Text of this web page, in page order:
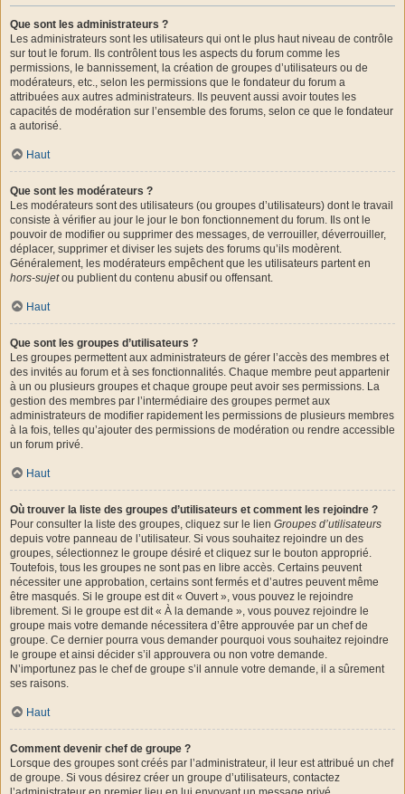
Que sont les administrateurs ?
Les administrateurs sont les utilisateurs qui ont le plus haut niveau de contrôle
sur tout le forum. Ils contrôlent tous les aspects du forum comme les
permissions, le bannissement, la création de groupes d’utilisateurs ou de
modérateurs, etc., selon les permissions que le fondateur du forum a
attribuées aux autres administrateurs. Ils peuvent aussi avoir toutes les
capacités de modération sur l’ensemble des forums, selon ce que le fondateur
a autorisé.
Haut
Que sont les modérateurs ?
Les modérateurs sont des utilisateurs (ou groupes d’utilisateurs) dont le travail
consiste à vérifier au jour le jour le bon fonctionnement du forum. Ils ont le
pouvoir de modifier ou supprimer des messages, de verrouiller, déverrouiller,
déplacer, supprimer et diviser les sujets des forums qu’ils modèrent.
Généralement, les modérateurs empêchent que les utilisateurs partent en
hors-sujetou publient du contenu abusif ou offensant.
Haut
Que sont les groupes d’utilisateurs ?
Les groupes permettent aux administrateurs de gérer l’accès des membres et
des invités au forum et à ses fonctionnalités. Chaque membre peut appartenir
à un ou plusieurs groupes et chaque groupe peut avoir ses permissions. La
gestion des membres par l’intermédiaire des groupes permet aux
administrateurs de modifier rapidement les permissions de plusieurs membres
à la fois, telles qu’ajouter des permissions de modération ou rendre accessible
un forum privé.
Haut
Où trouver la liste des groupes d’utilisateurs et comment les rejoindre ?
Pour consulter la liste des groupes, cliquez sur le lien Groupes d’utilisateurs
depuis votre panneau de l’utilisateur. Si vous souhaitez rejoindre un des
groupes, sélectionnez le groupe désiré et cliquez sur le bouton approprié.
Toutefois, tous les groupes ne sont pas en libre accès. Certains peuvent
nécessiter une approbation, certains sont fermés et d’autres peuvent même
être masqués. Si le groupe est dit « Ouvert », vous pouvez le rejoindre
librement. Si le groupe est dit « À la demande », vous pouvez rejoindre le
groupe mais votre demande nécessitera d’être approuvée par un chef de
groupe. Ce dernier pourra vous demander pourquoi vous souhaitez rejoindre
le groupe et ainsi décider s’il approuvera ou non votre demande.
N’importunez pas le chef de groupe s’il annule votre demande, il a sûrement
ses raisons.
Haut
Comment devenir chef de groupe ?
Lorsque des groupes sont créés par l’administrateur, il leur est attribué un chef
de groupe. Si vous désirez créer un groupe d’utilisateurs, contactez